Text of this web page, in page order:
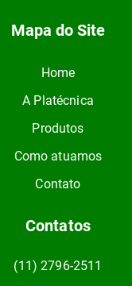
Mapa do Site
Home
A Platécnica
Produtos
Como atuamos
Contato
Contatos
(11) 2796-2511